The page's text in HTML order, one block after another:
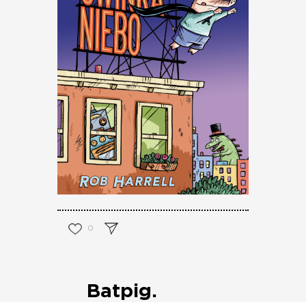
0
Batpig.